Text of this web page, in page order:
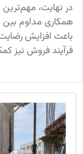
در نهایت،
همکاری مداوم بین
باعث افزایش
فرآیند فروش نیز